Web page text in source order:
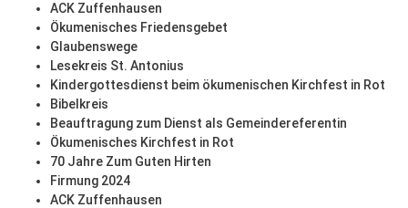
ACK Zuffenhausen
Ökumenisches Friedensgebet
Glaubenswege
Lesekreis St. Antonius
Kindergottesdienst beim ökumenischen Kirchfest in Rot
Bibelkreis
Beauftragung zum Dienst als Gemeindereferentin
Ökumenisches Kirchfest in Rot
70 Jahre Zum Guten Hirten
Firmung 2024
ACK Zuffenhausen